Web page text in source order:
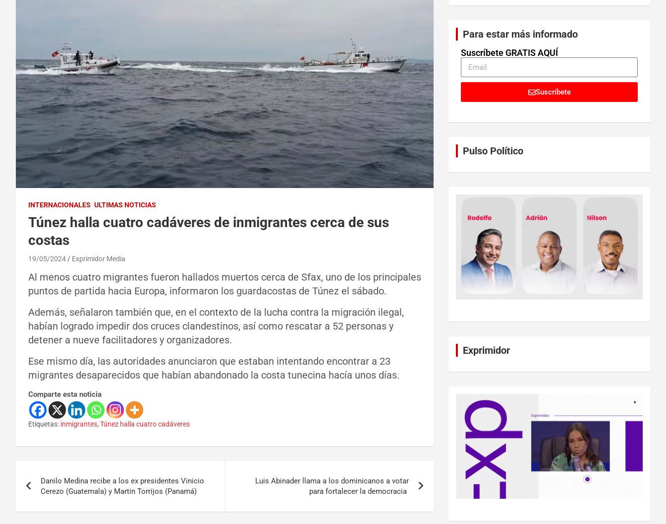
INTERNACIONALES ULTIMAS NOTICIAS
Túnez halla cuatro cadáveres de inmigrantes cerca de sus
costas
19/05/2024 Exprimidor Media
Al menos cuatro migrantes fueron hallados muertos cerca de Sfax, uno de los principales
puntos de partida hacia Europa, informaron los guardacostas de Túnez el sábado.
Además, señalaron también que, en el contexto de la lucha contra la migración ilegal,
habían logrado impedir dos cruces clandestinos, así como rescatar a 52 personas y
detener a nueve facilitadores y organizadores.
Ese mismo día, las autoridades anunciaron que estaban intentando encontrar a 23
migrantes desaparecidos que habían abandonado la costa tunecina hacía unos días.
Comparte esta noticia
Etiquetas: inmigrantes, Túnez halla cuatro cadáveres
Danilo Medina recibe a los ex presidentes Vinicio
Cerezo (Guatemala) y Martin Torrijos (Panamá)
Luis Abinader llama a los dominicanos a votar
para fortalecer la democracia
Para estar más informado
Suscríbete GRATIS AQUÍ
Suscríbete
Pulso Político
Exprimidor